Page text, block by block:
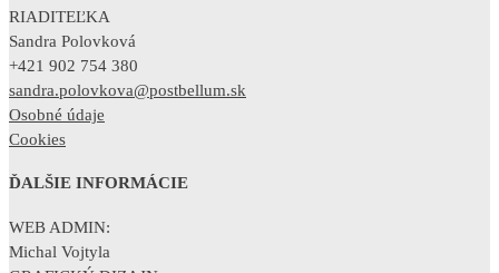
RIADITEĽKA
Sandra Polovková
+421 902 754 380
sandra.polovkova@postbellum.sk
Osobné údaje
Cookies
ĎALŠIE INFORMÁCIE
WEB ADMIN:
Michal Vojtyla